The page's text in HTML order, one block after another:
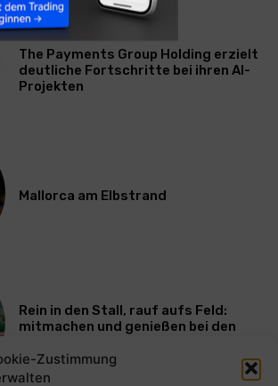
Zustimmung
WIRTSCHAFT
The Payments Group Holding erzielt
deutliche Fortschritte bei ihren AI-
Projekten
Mallorca am Elbstrand
Rein in den Stall, rauf aufs Feld:
mitmachen und genießen bei den